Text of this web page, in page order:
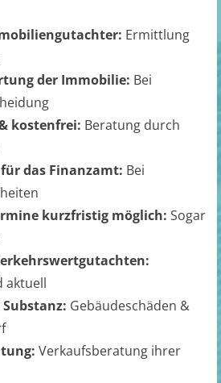
Ermittlung
der Immobilie: Bei
kostenfrei: Beratung durch
das Finanzamt: Bei
kurzfristig möglich: Sogar
aktuell
Gebäudeschäden &
Verkaufsberatung ihrer